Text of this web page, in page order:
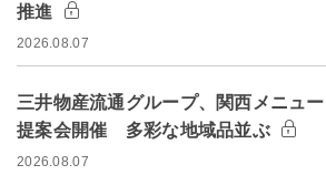
推進
2026.08.07
三井物産流通グループ、関西メニュー
提案会開催 多彩な地域品並ぶ
2026.08.07